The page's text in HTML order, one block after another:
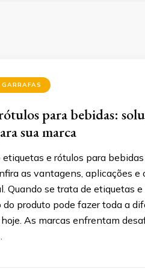
para bebidas:
sua marca
etiquetas e rótulos para
as vantagens, aplicações e
Quando se trata de etiquetas
produto pode fazer toda a
As marcas enfrentam